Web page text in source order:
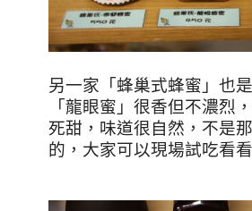
另一家「蜂巢式蜂蜜」也
「龍眼蜜」很香但不濃烈
死甜，味道很自然，不是
的，大家可以現場試吃看看